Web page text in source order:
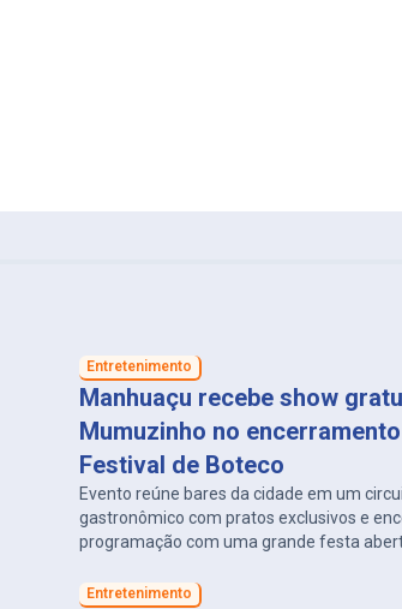
Entretenimento
Manhuaçu recebe show
Mumuzinho no
Festival de Boteco
Evento reúne bares da cidade em um
gastronômico com pratos exclusivos e
programação com uma grande festa
Entretenimento